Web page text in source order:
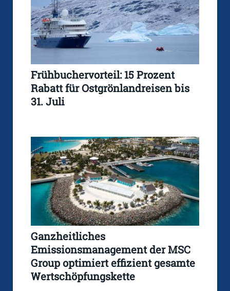
Frühbuchervorteil: 15 Prozent
Rabatt für Ostgrönlandreisen bis
31. Juli
Ganzheitliches
Emissionsmanagement der MSC
Group optimiert effizient gesamte
Wertschöpfungskette